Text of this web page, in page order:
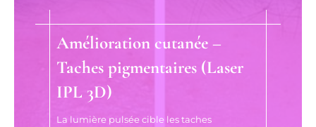
Amélioration cutanée –
Taches pigmentaires (Laser
IPL 3D)
La lumière pulsée cible les taches